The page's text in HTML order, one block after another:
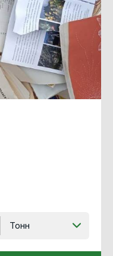
Тонн